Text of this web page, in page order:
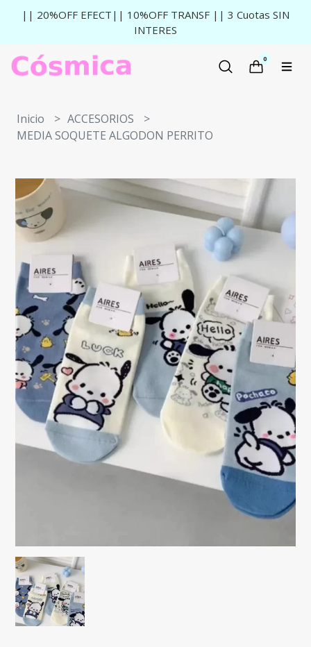
|| 20%OFF EFECT|| 10%OFF TRANSF || 3 Cuotas SIN
INTERES
0
Inicio
ACCESORIOS
MEDIA SOQUETE ALGODON PERRITO